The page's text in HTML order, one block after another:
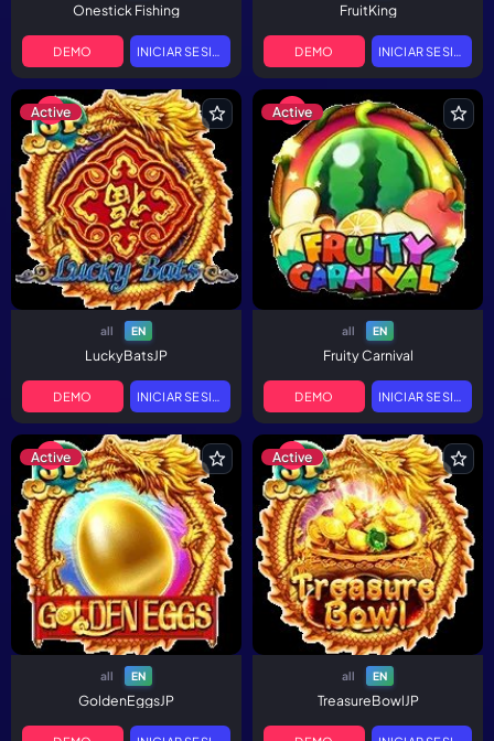
Onestick Fishing
DEMO INICIAR SESIÓN
FruitKing
DEMO INICIAR SESIÓN
Active
all EN
LuckyBatsJP
DEMO INICIAR SESIÓN
Active
all EN
Fruity Carnival
DEMO INICIAR SESIÓN
Active
all EN
GoldenEggsJP
Active
all EN
TreasureBowlJP